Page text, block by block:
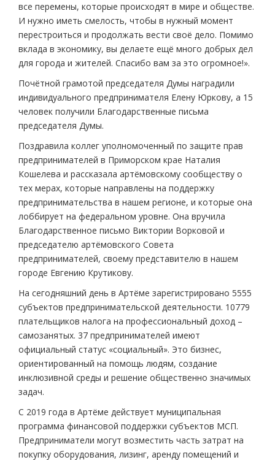
все перемены, которые происходят в мире и обществе.
И нужно иметь смелость, чтобы в нужный момент
перестроиться и продолжать вести своё дело. Помимо
вклада в экономику, вы делаете ещё много добрых дел
для города и жителей. Спасибо вам за это огромное!».
Почётной грамотой председателя Думы наградили
индивидуального предпринимателя Елену Юркову, а 15
человек получили Благодарственные письма
председателя Думы.
Поздравила коллег уполномоченный по защите прав
предпринимателей в Приморском крае Наталия
Кошелева и рассказала артёмовскому сообществу о
тех мерах, которые направлены на поддержку
предпринимательства в нашем регионе, и которые она
лоббирует на федеральном уровне. Она вручила
Благодарственное письмо Виктории Ворковой и
председателю артёмовского Совета
предпринимателей, своему представителю в нашем
городе Евгению Крутикову.
На сегодняшний день в Артёме зарегистрировано 5555
субъектов предпринимательской деятельности. 10779
плательщиков налога на профессиональный доход –
самозанятых. 37 предпринимателей имеют
официальный статус «социальный». Это бизнес,
ориентированный на помощь людям, создание
инклюзивной среды и решение общественно значимых
задач.
С 2019 года в Артёме действует муниципальная
программа финансовой поддержки субъектов МСП.
Предприниматели могут возместить часть затрат на
покупку оборудования, лизинг, аренду помещений и